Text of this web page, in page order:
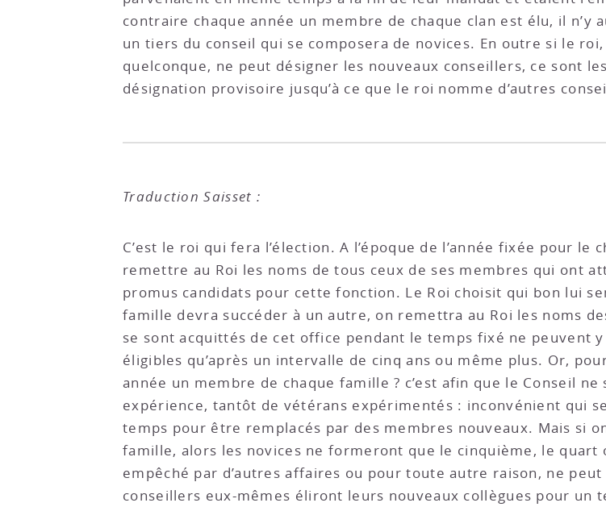
contraire chaque année un membre de chaque clan est élu, il n’y
un tiers du conseil qui se composera de novices. En outre si le
quelconque, ne peut désigner les nouveaux conseillers, ce sont
désignation provisoire jusqu’à ce que le roi nomme d’autres
Traduction Saisset :
C’est le roi qui fera l’élection. A l’époque de l’année fixée pour
remettre au Roi les noms de tous ceux de ses membres qui ont
promus candidats pour cette fonction. Le Roi choisit qui bon lui
famille devra succéder à un autre, on remettra au Roi les noms
se sont acquittés de cet office pendant le temps fixé ne peuvent
éligibles qu’après un intervalle de cinq ans ou même plus. Or,
année un membre de chaque famille ? c’est afin que le Conseil
expérience, tantôt de vétérans expérimentés : inconvénient qui
temps pour être remplacés par des membres nouveaux. Mais si
famille, alors les novices ne formeront que le cinquième, le quart
empêché par d’autres affaires ou pour toute autre raison, ne
conseillers eux-mêmes éliront leurs nouveaux collègues pour un